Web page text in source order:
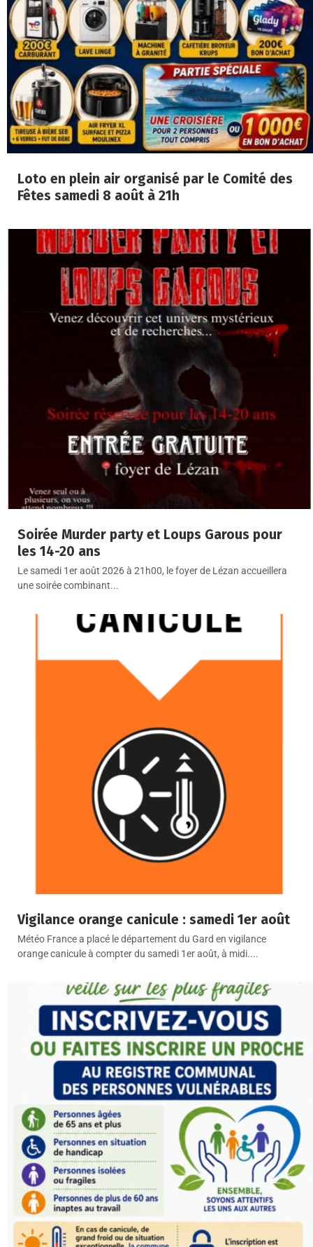
Loto en plein air organisé par le Comité des
Fêtes samedi 8 août à 21h
Soirée Murder party et Loups Garous pour
les 14-20 ans
Le samedi 1er août 2026 à 21h00, le foyer de Lézan accueillera
une soirée combinant...
Vigilance orange canicule : samedi 1er août
Météo France a placé le département du Gard en vigilance
orange canicule à compter du samedi 1er août, à midi....